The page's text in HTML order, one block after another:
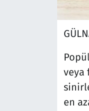
veya
en